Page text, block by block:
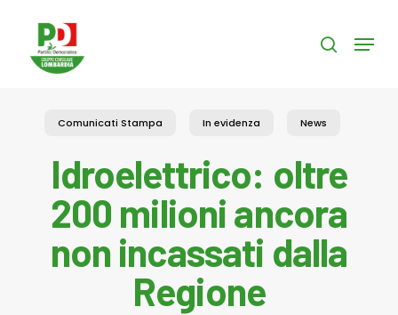
content
search
Menu
Comunicati Stampa In evidenza News
Idroelettrico: oltre
200 milioni ancora
non incassati dalla
Regione